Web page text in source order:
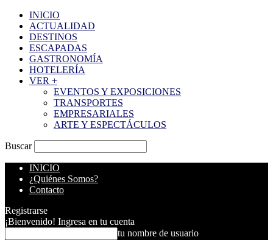
INICIO
ACTUALIDAD
DESTINOS
ESCAPADAS
GASTRONOMÍA
HOTELERÍA
VER +
EVENTOS Y EXPOSICIONES
TRANSPORTES
EMPRESARIALES
ARTE Y ESPECTÁCULOS
Buscar
INICIO
¿Quiénes Somos?
Contacto
Registrarse
¡Bienvenido! Ingresa en tu cuenta
tu nombre de usuario